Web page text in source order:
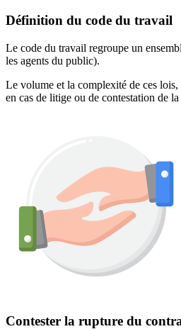
Définition du code du travail
Le code du travail regroupe un
les agents du public).
Le volume et la complexité de ces lois,
en cas de litige ou de contestation de
Contester la rupture du